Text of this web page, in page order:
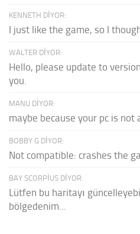
KENNETH DIYOR:
I just like the game, so I
WALTER DIYOR:
Hello, please update to
you.
MANU DIYOR:
maybe because your pc is not
BOBBY G DIYOR:
Not compatible: crashes the
BAY SCORPIUS DIYOR:
Lütfen bu haritayı
bölgedenim...